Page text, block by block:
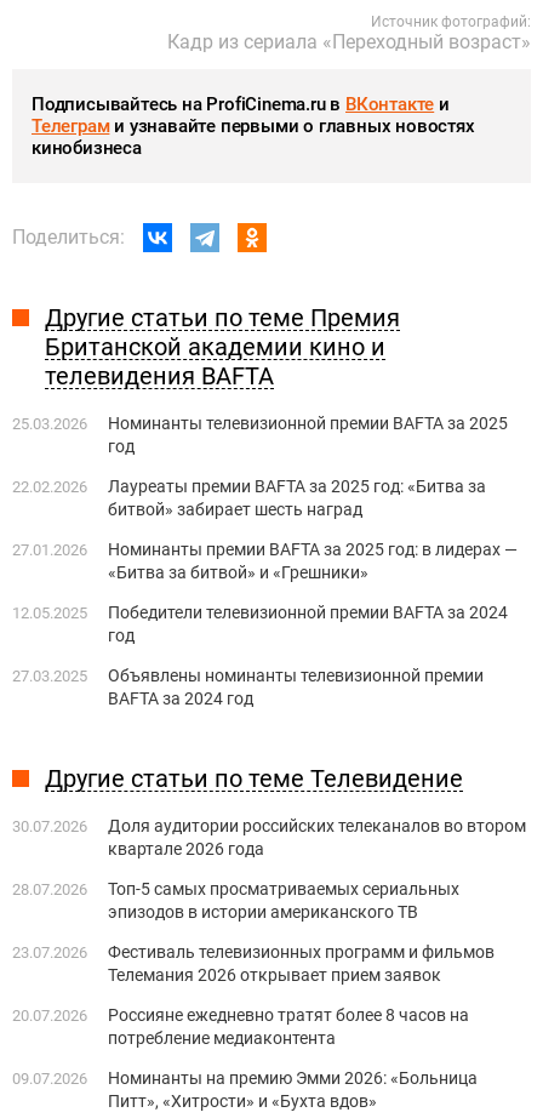
Источник фотографий:
Кадр из сериала «Переходный возраст»
Подписывайтесь на ProfiCinema.ru в ВКонтакте и
Телеграми узнавайте первыми о главных новостях
кинобизнеса
Поделиться:
Другие статьи по теме Премия
Британской академии кино и
телевидения BAFTA
25.03.2026
Номинанты телевизионной премии BAFTA за 2025
год
22.02.2026
Лауреаты премии BAFTA за 2025 год: «Битва за
битвой» забирает шесть наград
27.01.2026
Номинанты премии BAFTA за 2025 год: в лидерах —
«Битва за битвой» и «Грешники»
12.05.2025
Победители телевизионной премии BAFTA за 2024
год
27.03.2025
Объявлены номинанты телевизионной премии
BAFTA за 2024 год
Другие статьи по теме Телевидение
30.07.2026
Доля аудитории российских телеканалов во втором
квартале 2026 года
28.07.2026
Топ-5 самых просматриваемых сериальных
эпизодов в истории американского ТВ
23.07.2026
Фестиваль телевизионных программ и фильмов
Телемания 2026 открывает прием заявок
20.07.2026
Россияне ежедневно тратят более 8 часов на
потребление медиаконтента
09.07.2026
Номинанты на премию Эмми 2026: «Больница
Питт», «Хитрости» и «Бухта вдов»